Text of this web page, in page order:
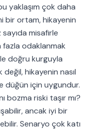
yaklaşım çok daha
bir ortam, hikayenin
misafirle
odaklanmak
doğru kurguyla
hikayenin nasıl
düğün için uygundur.
bozma riski taşır mı?
ancak iyi bir
Senaryo çok katı